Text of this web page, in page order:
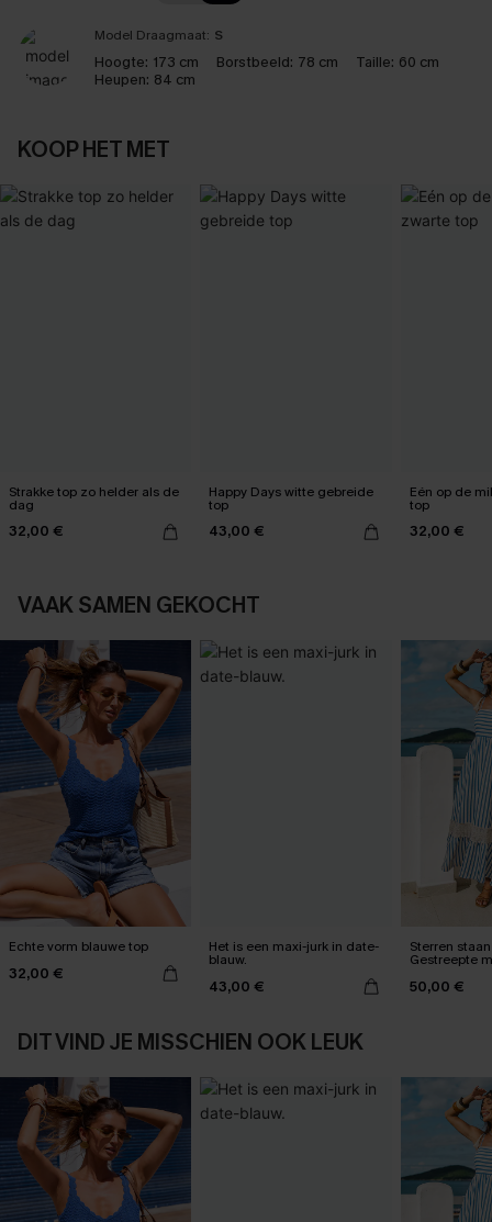
Model Draagmaat: S
Hoogte: 173 cm Borstbeeld: 78 cm Taille: 60 cm
Heupen: 84 cm
KOOP HET MET
Strakke top zo helder als de
dag
32,00 €
Happy Days witte gebreide
top
43,00 €
Eén op de
top
32,00 €
VAAK SAMEN GEKOCHT
Echte vorm blauwe top
32,00 €
Het is een maxi-jurk in date-
blauw.
43,00 €
Sterren
Gestreepte
50,00 €
DIT VIND JE MISSCHIEN OOK LEUK